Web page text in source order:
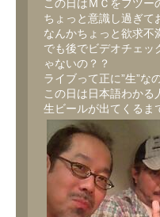
この日はＭＣをフツ
ちょっと意識し過ぎて
なんかちょっと欲求不
でも後でビデオチェッ
ゃないの？？
ライブって正に”生”な
この日は日本語わかる
生ビールが出てくるま